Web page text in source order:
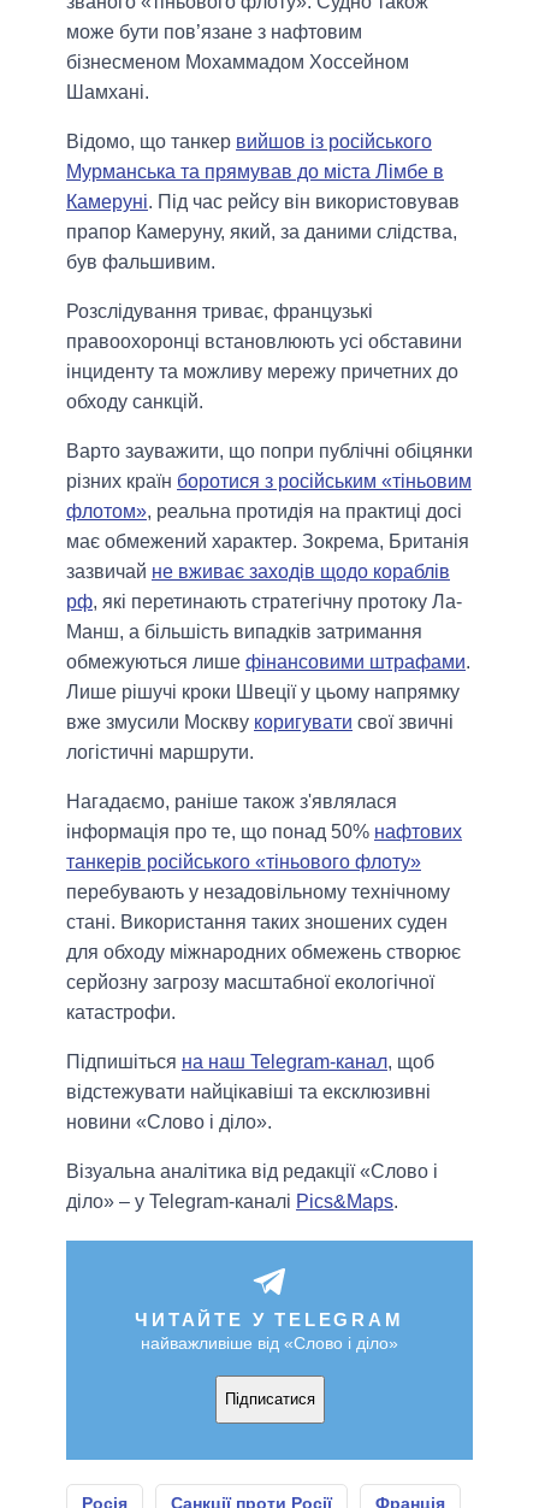
може бути пов’язане з нафтовим
бізнесменом Мохаммадом Хоссейном
Шамхані.
Відомо, що танкер вийшов із російського
Мурманська та прямував до міста Лімбе в
Камеруні. Під час рейсу він використовував
прапор Камеруну, який, за даними слідства,
був фальшивим.
Розслідування триває, французькі
правоохоронці встановлюють усі обставини
інциденту та можливу мережу причетних до
обходу санкцій.
Варто зауважити, що попри публічні обіцянки
різних країн боротися з російським «тіньовим
флотом», реальна протидія на практиці досі
має обмежений характер. Зокрема, Британія
зазвичай не вживає заходів щодо кораблів
рф, які перетинають стратегічну протоку Ла-
Манш, а більшість випадків затримання
обмежуються лише фінансовими штрафами.
Лише рішучі кроки Швеції у цьому напрямку
вже змусили Москву коригувати свої звичні
логістичні маршрути.
Нагадаємо, раніше також з'являлася
інформація про те, що понад 50% нафтових
танкерів російського «тіньового флоту»
перебувають у незадовільному технічному
стані. Використання таких зношених суден
для обходу міжнародних обмежень створює
серйозну загрозу масштабної екологічної
катастрофи.
Підпишіться на наш Telegram-канал, щоб
відстежувати найцікавіші та ексклюзивні
новини «Слово і діло».
Візуальна аналітика від редакції «Слово і
діло» – у Telegram-каналі Pics&Maps.
ЧИТАЙТЕ У TELEGRAM
найважливіше від «Слово і діло»
Підписатися
Росія Санкції проти Росії Франція